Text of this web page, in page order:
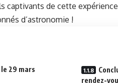
captivants de cette
d’astronomie !
29 mars
rendez-